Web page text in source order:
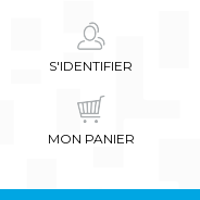
S'IDENTIFIER
MON PANIER